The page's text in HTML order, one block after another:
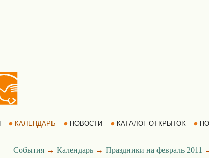
КАЛЕНДАРЬ НОВОСТИ КАТАЛОГ ОТКРЫТОК
События → Календарь → Праздники на февраль 2011